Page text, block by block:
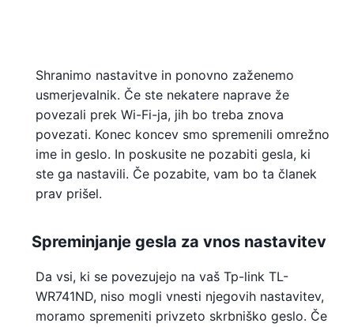
Shranimo nastavitve in ponovno zaženemo
usmerjevalnik. Če ste nekatere naprave že
povezali prek Wi-Fi-ja, jih bo treba znova
povezati. Konec koncev smo spremenili omrežno
ime in geslo. In poskusite ne pozabiti gesla, ki
ste ga nastavili. Če pozabite, vam bo ta članek
prav prišel.
Spreminjanje gesla za vnos nastavitev
Da vsi, ki se povezujejo na vaš Tp-link TL-
WR741ND, niso mogli vnesti njegovih nastavitev,
moramo spremeniti privzeto skrbniško geslo. Če